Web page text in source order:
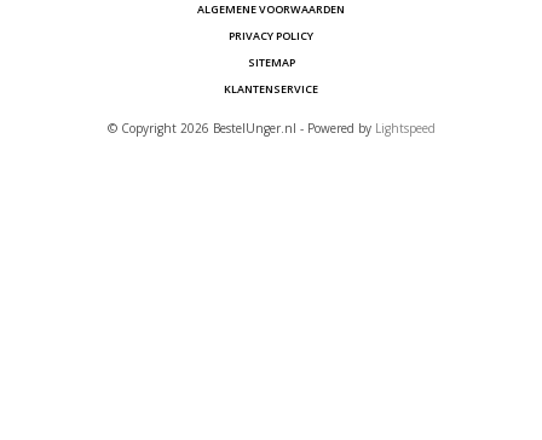
ALGEMENE VOORWAARDEN
PRIVACY POLICY
SITEMAP
KLANTENSERVICE
© Copyright 2026 BestelUnger.nl - Powered by Lightspeed